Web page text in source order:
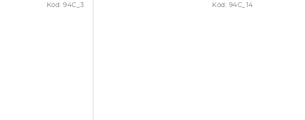
Kód:94C_3 Kód: 94C_14